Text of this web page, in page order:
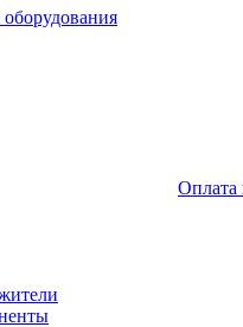
Оплата